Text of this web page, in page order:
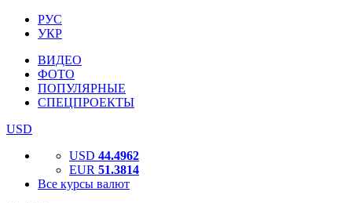
РУС
УКР
ВИДЕО
ФОТО
ПОПУЛЯРНЫЕ
СПЕЦПРОЕКТЫ
USD
USD 44.4962
EUR 51.3814
Все курсы валют